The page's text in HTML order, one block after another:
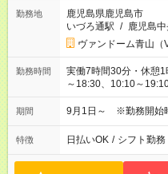
勤務地
鹿児島県鹿児島市
いづろ通駅 / 鹿児島
ヴァンドーム青山（
勤務時間
実働7時間30分・休憩
～18:30、10:10～
期間 9月1日～ ※勤務開始時
特徴 日払いOK / シフト勤務